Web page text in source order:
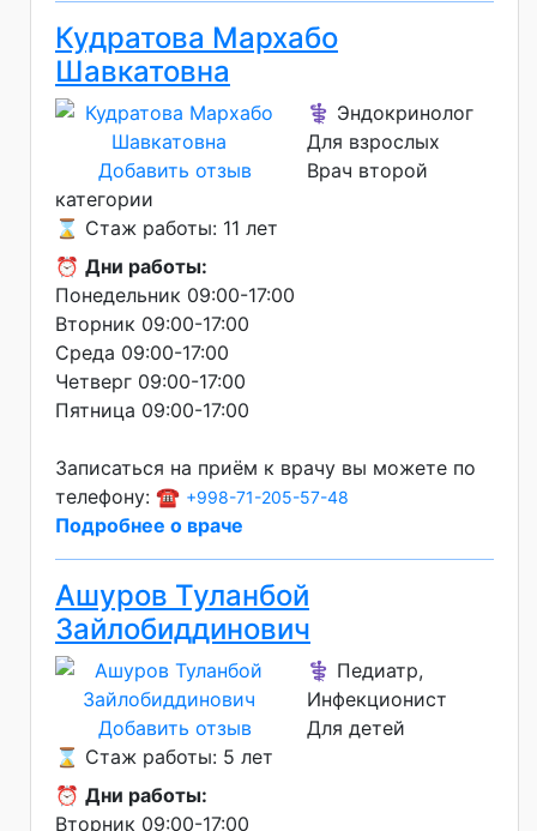
Кудратова Мархабо
Шавкатовна
Добавить отзыв
⚕️ Эндокринолог
Для взрослых
Врач второй
категории
⌛ Стаж работы: 11 лет
⏰ Дни работы:
Понедельник 09:00-17:00
Вторник 09:00-17:00
Среда 09:00-17:00
Четверг 09:00-17:00
Пятница 09:00-17:00
Записаться на приём к врачу вы можете по
телефону: ☎️ +998-71-205-57-48
Подробнее о враче
Ашуров Туланбой
Зайлобиддинович
Добавить отзыв
⚕️ Педиатр,
Инфекционист
Для детей
⌛ Стаж работы: 5 лет
⏰ Дни работы:
Вторник 09:00-17:00